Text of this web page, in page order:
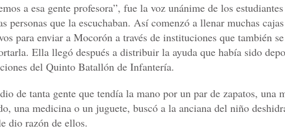
a esa gente profesora”, fue la voz unánime de los
personas que la escuchaban. Así comenzó a llenar muchas
para enviar a Mocorón a través de instituciones que también
Ella llegó después a distribuir la ayuda que había sido
del Quinto Batallón de Infantería.
de tanta gente que tendía la mano por un par de zapatos, una
una medicina o un juguete, buscó a la anciana del niño
dio razón de ellos.